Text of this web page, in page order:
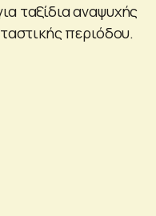
ταξίδια αναψυχής
περιόδου.